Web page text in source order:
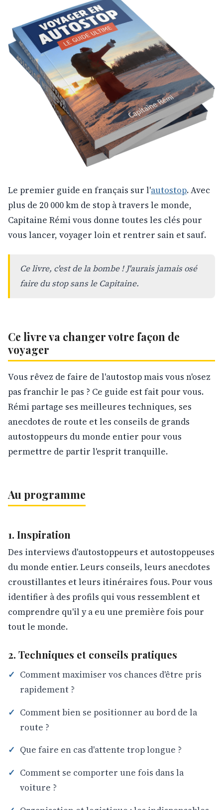
Le premier guide en français sur l'autostop. Avec
plus de 20 000 km de stop à travers le monde,
Capitaine Rémi vous donne toutes les clés pour
vous lancer, voyager loin et rentrer sain et sauf.
Ce livre, c'est de la bombe ! J'aurais jamais osé
faire du stop sans le Capitaine.
Ce livre va changer votre façon de
voyager
Vous rêvez de faire de l'autostop mais vous n'osez
pas franchir le pas ? Ce guide est fait pour vous.
Rémi partage ses meilleures techniques, ses
anecdotes de route et les conseils de grands
autostoppeurs du monde entier pour vous
permettre de partir l'esprit tranquille.
Au programme
1. Inspiration
Des interviews d'autostoppeurs et autostoppeuses
du monde entier. Leurs conseils, leurs anecdotes
croustillantes et leurs itinéraires fous. Pour vous
identifier à des profils qui vous ressemblent et
comprendre qu'il y a eu une première fois pour
tout le monde.
2. Techniques et conseils pratiques
Comment maximiser vos chances d'être pris
rapidement ?
Comment bien se positionner au bord de la
route ?
Que faire en cas d'attente trop longue ?
Comment se comporter une fois dans la
voiture ?